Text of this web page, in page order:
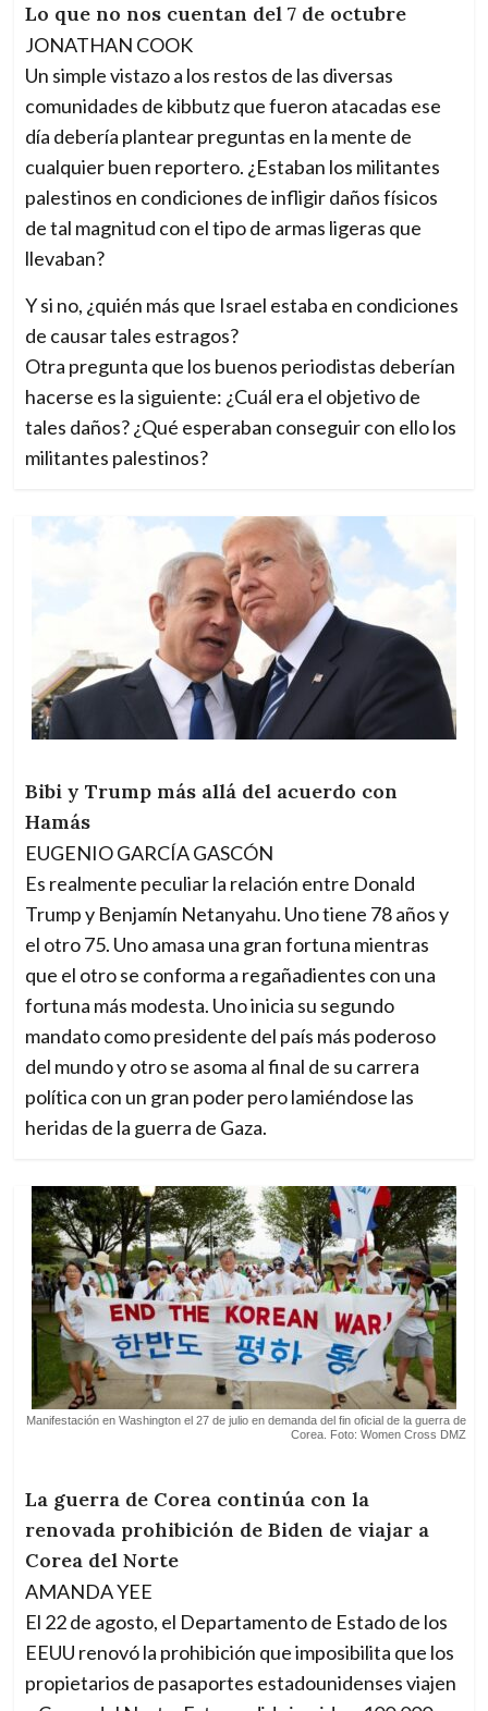
Lo que no nos cuentan del 7 de octubre
JONATHAN COOK
Un simple vistazo a los restos de las diversas
comunidades de kibbutz que fueron atacadas ese
día debería plantear preguntas en la mente de
cualquier buen reportero. ¿Estaban los militantes
palestinos en condiciones de infligir daños físicos
de tal magnitud con el tipo de armas ligeras que
llevaban?
Y si no, ¿quién más que Israel estaba en condiciones
de causar tales estragos?
Otra pregunta que los buenos periodistas deberían
hacerse es la siguiente: ¿Cuál era el objetivo de
tales daños? ¿Qué esperaban conseguir con ello los
militantes palestinos?
Bibi y Trump más allá del acuerdo con
Hamás
EUGENIO GARCÍA GASCÓN
Es realmente peculiar la relación entre Donald
Trump y Benjamín Netanyahu. Uno tiene 78 años y
el otro 75. Uno amasa una gran fortuna mientras
que el otro se conforma a regañadientes con una
fortuna más modesta. Uno inicia su segundo
mandato como presidente del país más poderoso
del mundo y otro se asoma al final de su carrera
política con un gran poder pero lamiéndose las
heridas de la guerra de Gaza.
Manifestación en Washington el 27 de julio en demanda del fin oficial de la guerra de
Corea. Foto: Women Cross DMZ
La guerra de Corea continúa con la
renovada prohibición de Biden de viajar a
Corea del Norte
AMANDA YEE
El 22 de agosto, el Departamento de Estado de los
EEUU renovó la prohibición que imposibilita que los
propietarios de pasaportes estadounidenses viajen